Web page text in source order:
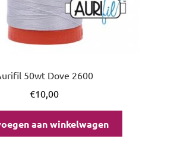
50wt Dove 2600
€10,00
aan winkelwagen